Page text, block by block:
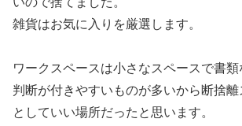
雑貨はお気に入りを厳選します。
ワークスペースは小さなスペースで書
判断が付きやすいものが多いから断捨
としていい場所だったと思います。